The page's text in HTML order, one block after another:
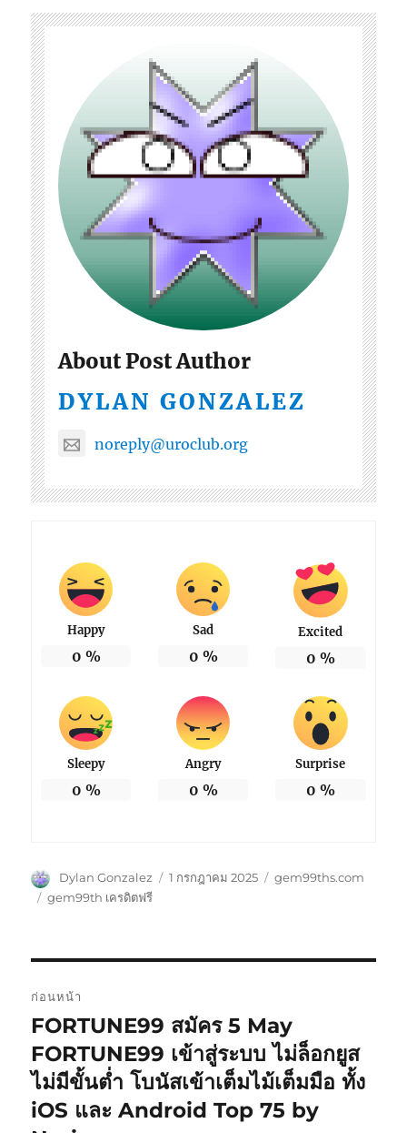
About Post Author
DYLAN GONZALEZ
noreply@uroclub.org
Happy
0 %
Sad
0 %
Excited
0 %
Sleepy
0 %
Angry
0 %
Surprise
0 %
ผู้
เขียน
Dylan Gonzalez
เขียน
1 กรกฎาคม 2025
หมวด
gem99ths.com
ป้าย
gem99th เครดิตฟรี
เรื่อง
ก่อนหน้า
เรื่อง
ก่อน
หน้า:
FORTUNE99 สมัคร 5 May
FORTUNE99 เข้าสู่ระบบ ไม่ล็อกยูส
ไม่มีขั้นต่ำ โบนัสเข้าเต็มไม้เต็มมือ ทั้ง
iOS และ Android Top 75 by